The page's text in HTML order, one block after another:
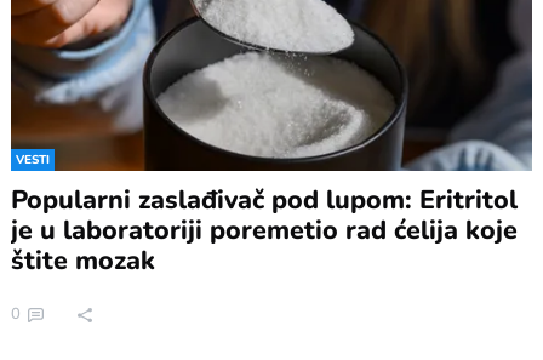
VESTI
Popularni zaslađivač pod lupom: Eritritol
je u laboratoriji poremetio rad ćelija koje
štite mozak
0